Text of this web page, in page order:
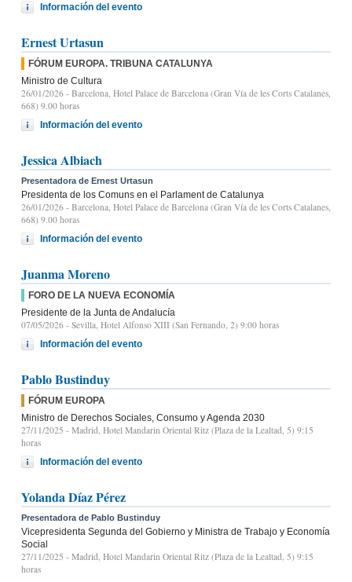
Información del evento
Ernest Urtasun
FÓRUM EUROPA. TRIBUNA CATALUNYA
Ministro de Cultura
26/01/2026 - Barcelona, Hotel Palace de Barcelona (Gran Vía de les Corts Catalanes,
668) 9.00 horas
Información del evento
Jessica Albiach
Presentadora de Ernest Urtasun
Presidenta de los Comuns en el Parlament de Catalunya
26/01/2026 - Barcelona, Hotel Palace de Barcelona (Gran Vía de les Corts Catalanes,
668) 9.00 horas
Información del evento
Juanma Moreno
FORO DE LA NUEVA ECONOMÍA
Presidente de la Junta de Andalucía
07/05/2026 - Sevilla, Hotel Alfonso XIII (San Fernando, 2) 9:00 horas
Información del evento
Pablo Bustinduy
FÓRUM EUROPA
Ministro de Derechos Sociales, Consumo y Agenda 2030
27/11/2025 - Madrid, Hotel Mandarin Oriental Ritz (Plaza de la Lealtad, 5) 9:15
horas
Información del evento
Yolanda Díaz Pérez
Presentadora de Pablo Bustinduy
Vicepresidenta Segunda del Gobierno y Ministra de Trabajo y Economía
Social
27/11/2025 - Madrid, Hotel Mandarin Oriental Ritz (Plaza de la Lealtad, 5) 9:15
horas